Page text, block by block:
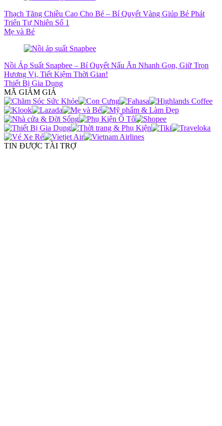
Thạch Tăng Chiều Cao Cho Bé – Bí Quyết Vàng Giúp Bé Phát
Triển Tự Nhiên Số 1
Mẹ và Bé
Nồi Áp Suất Snapbee – Bí Quyết Nấu Ăn Nhanh Gọn, Giữ Trọn
Hương Vị, Tiết Kiệm Thời Gian!
Thiết Bị Gia Dụng
MÃ GIẢM GIÁ
TIN ĐƯỢC TÀI TRỢ